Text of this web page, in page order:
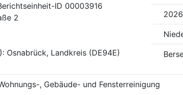
ID 00003916
2
Osnabrück, Landkreis (DE94E)
, Gebäude- und Fensterreinigung